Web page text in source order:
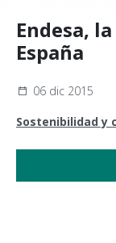
Endesa,
España
06 dic 2015
Sostenibilidad y